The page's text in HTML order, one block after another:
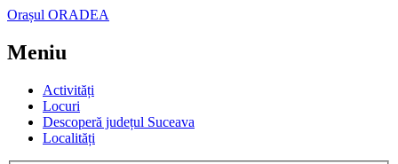
Orașul ORADEA
Meniu
Activități
Locuri
Descoperă județul Suceava
Localități